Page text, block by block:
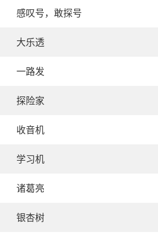
感叹号，敢探号
大乐透
一路发
探险家
收音机
学习机
诸葛亮
银杏树